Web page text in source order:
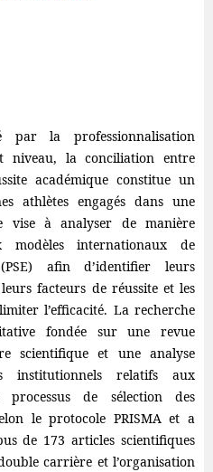
par la professionnalisation
niveau, la conciliation entre
académique constitue un
athlètes engagés dans une
vise à analyser de manière
modèles internationaux de
afin d’identifier leurs
facteurs de réussite et les
l’efficacité. La recherche
fondée sur une revue
scientifique et une analyse
institutionnels relatifs aux
processus de sélection des
le protocole PRISMA et a
de 173 articles scientifiques
carrière et l’organisation